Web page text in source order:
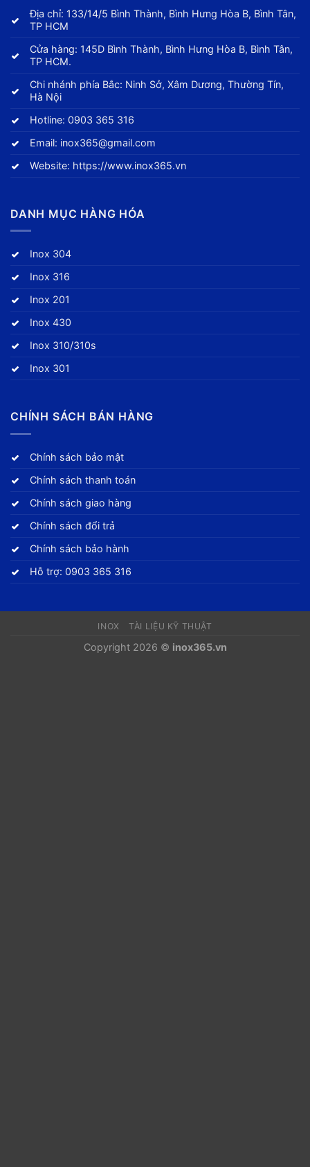
Địa chỉ: 133/14/5 Bình Thành, Bình Hưng Hòa B, Bình Tân,
TP HCM
Cửa hàng: 145D Bình Thành, Bình Hưng Hòa B, Bình Tân,
TP HCM.
Chi nhánh phía Bắc: Ninh Sở, Xâm Dương, Thường Tín,
Hà Nội
Hotline:0903 365 316
Email: inox365@gmail.com
Website: https://www.inox365.vn
DANH MỤC HÀNG HÓA
Inox 304
Inox 316
Inox 201
Inox 430
Inox 310/310s
Inox 301
CHÍNH SÁCH BÁN HÀNG
Chính sách bảo mật
Chính sách thanh toán
Chính sách giao hàng
Chính sách đổi trả
Chính sách bảo hành
Hỗ trợ: 0903 365 316
INOX TÀI LIỆU KỸ THUẬT
Copyright 2026 © inox365.vn